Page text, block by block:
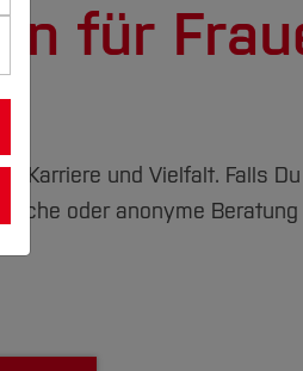
für
Karriere und Vielfalt. Falls
oder anonyme